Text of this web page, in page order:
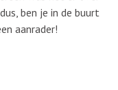
ben je in de buurt
aanrader!